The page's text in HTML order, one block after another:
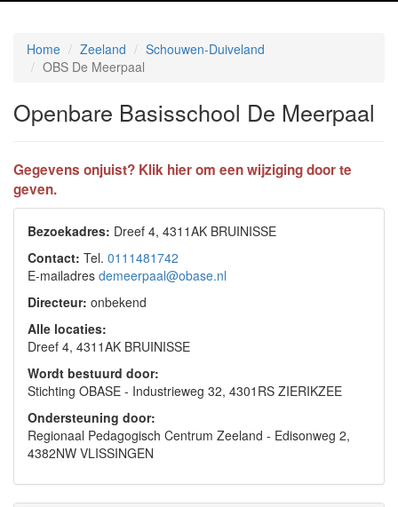
Home Zeeland
Schouwen-Duiveland
OBS De Meerpaal
Openbare Basisschool De Meerpaal
Gegevens onjuist? Klik hier om een wijziging door te
geven.
Bezoekadres: Dreef 4, 4311AK BRUINISSE
Contact: Tel. 0111481742
E-mailadres demeerpaal@obase.nl
Directeur: onbekend
Alle locaties:
Dreef 4, 4311AK BRUINISSE
Wordt bestuurd door:
Stichting OBASE - Industrieweg 32, 4301RS ZIERIKZEE
Ondersteuning door:
Regionaal Pedagogisch Centrum Zeeland - Edisonweg 2,
4382NW VLISSINGEN